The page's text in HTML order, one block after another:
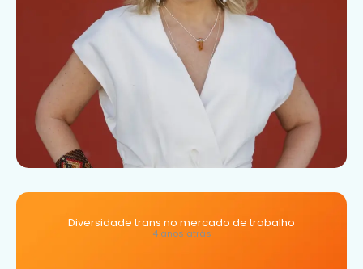
Diversidade trans no mercado de trabalho
4 anos atrás